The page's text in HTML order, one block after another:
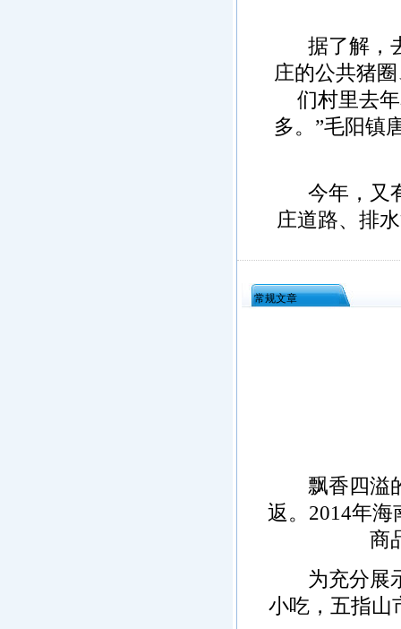
据了解，去
庄的公共猪
们村里去
多。”毛阳镇
今年，又有
庄道路、排
常规文章
飘香四溢的
返。2014年海
商
为充分展示
小吃，五指山